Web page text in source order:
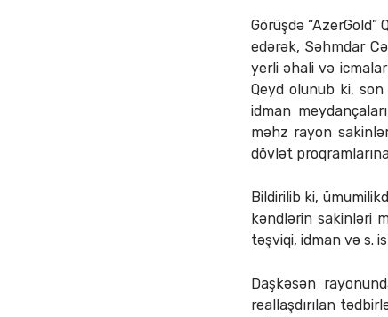
Görüşdə
edərək, Səhmdar
yerli əhali və
Qeyd olunub ki,
idman
məhz rayon
dövlət
Bildirilib ki,
kəndlərin sakinləri
təşviqi, idman və s.
Daşkəsən
reallaşdırılan